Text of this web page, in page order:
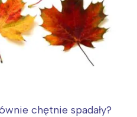
chętnie spadały?